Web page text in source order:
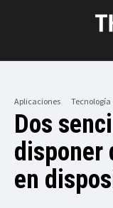
Aplicaciones Tecnología
Dos
disponer
en